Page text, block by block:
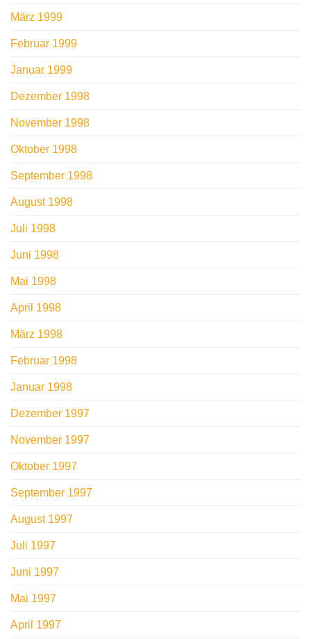
März 1999
Februar 1999
Januar 1999
Dezember 1998
November 1998
Oktober 1998
September 1998
August 1998
Juli 1998
Juni 1998
Mai 1998
April 1998
März 1998
Februar 1998
Januar 1998
Dezember 1997
November 1997
Oktober 1997
September 1997
August 1997
Juli 1997
Juni 1997
Mai 1997
April 1997